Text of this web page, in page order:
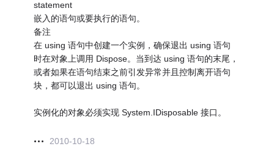
statement
嵌入的语句或要执行的语句。
备注
在 using 语句中创建一个实例，确保退出 using 语句
时在对象上调用 Dispose。当到达 using 语句的末尾，
或者如果在语句结束之前引发异常并且控制离开语句
块，都可以退出 using 语句。
实例化的对象必须实现 System.IDisposable 接口。
2010-10-18